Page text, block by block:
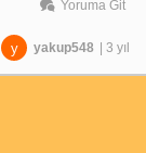
Yoruma Git
y yakup548 | 3 yıl